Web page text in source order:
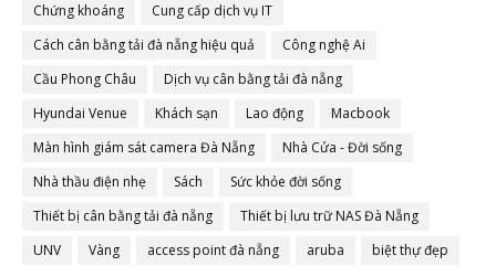
Chứng khoáng
Cung cấp dịch vụ IT
Cách cân bằng tải đà nẵng hiệu quả
Công nghệ Ai
Cầu Phong Châu
Dịch vụ cân bằng tải đà nẵng
Hyundai Venue
Khách sạn Lao động
Macbook
Màn hình giám sát camera Đà Nẵng
Nhà Cửa - Đời sống
Nhà thầu điện nhẹ
Sách
Sức khỏe đời sống
Thiết bị cân bằng tải đà nẵng
Thiết bị lưu trữ NAS Đà Nẵng
UNV
Vàng access point đà nẵng aruba
biệt thự đẹp